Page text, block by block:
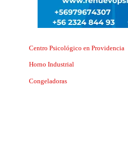
Centro Psicológico en Providencia
Horno Industrial
Congeladoras